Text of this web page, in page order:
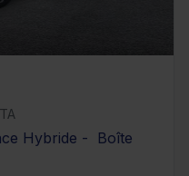
Hybride - Boîte